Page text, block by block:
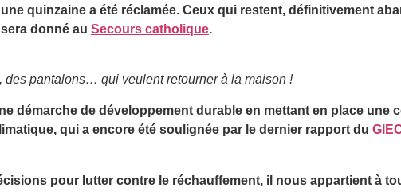
quinzaine a été réclamée. Ceux qui restent, définitivement
donné au Secours catholique.
des pantalons… qui veulent retourner à la maison !
démarche de développement durable en mettant en place
qui a encore été soulignée par le dernier rapport du
pour lutter contre le réchauffement, il nous appartient à